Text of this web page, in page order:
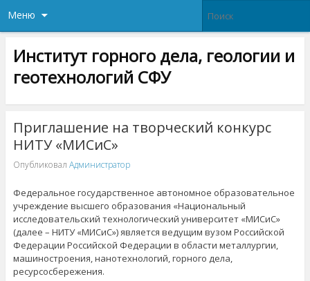
Меню
Институт горного дела, геологии и
геотехнологий СФУ
Приглашение на творческий конкурс
НИТУ «МИСиС»
Опубликовал Администратор
Федеральное государственное автономное образовательное
учреждение высшего образования «Национальный
исследовательский технологический университет «МИСиС»
(далее – НИТУ «МИСиС») является ведущим вузом Российской
Федерации Российской Федерации в области металлургии,
машиностроения, нанотехнологий, горного дела,
ресурсосбережения.